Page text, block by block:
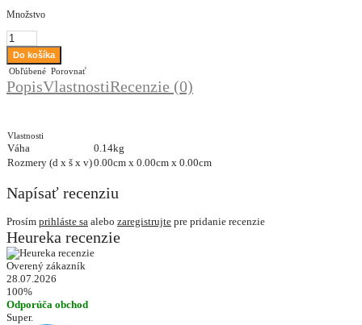
Množstvo
Obľúbené Porovnať
PopisVlastnostiRecenzie (0)
Vlastnosti
Váha
0.14kg
Rozmery (d x š x v)0.00cm x 0.00cm x 0.00cm
Napísať recenziu
Prosím prihláste sa alebo zaregistrujte pre pridanie recenzie
Heureka recenzie
Overený zákazník
28.07.2026
100%
Odporúča obchod
Super.